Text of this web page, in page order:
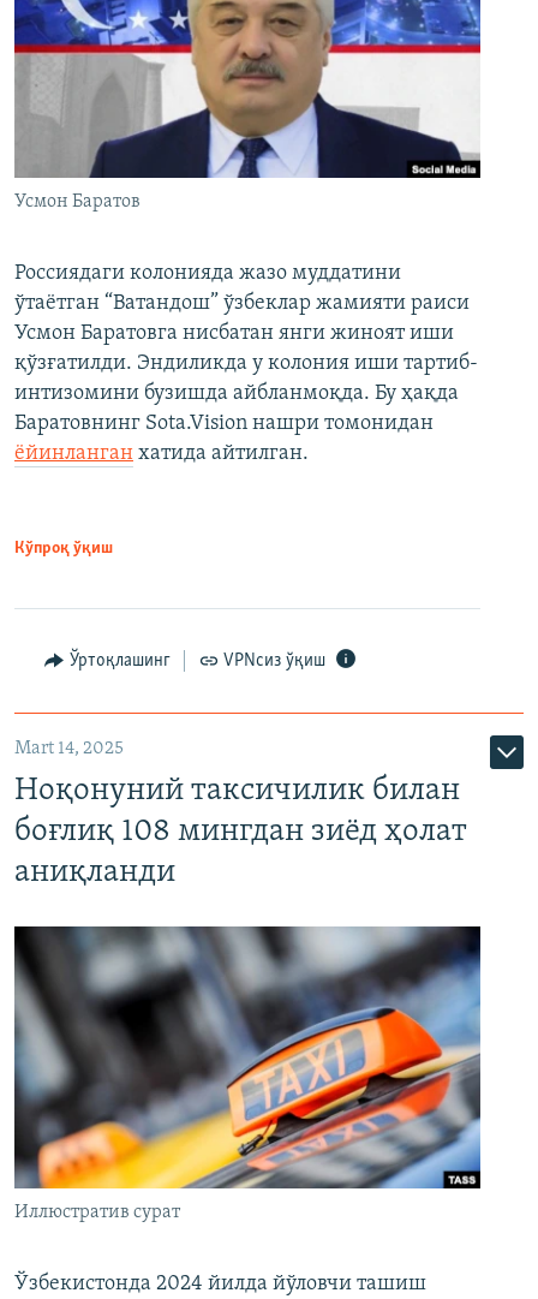
Усмон Баратов
Россиядаги колонияда жазо муддатини
ўтаётган “Ватандош” ўзбеклар жамияти раиси
Усмон Баратовга нисбатан янги жиноят иши
қўзғатилди. Эндиликда у колония иши тартиб-
интизомини бузишда айбланмоқда. Бу ҳақда
Баратовнинг Sota.Vision нашри томонидан
ёйинланган хатида айтилган.
Кўпроқ ўқиш
Ўртоқлашинг VPNсиз ўқиш
Mart 14, 2025
Ноқонуний таксичилик билан
боғлиқ 108 мингдан зиёд ҳолат
аниқланди
Иллюстратив сурат
Ўзбекистонда 2024 йилда йўловчи ташиш